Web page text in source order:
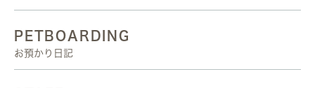
PETBOARDING
お預かり日記